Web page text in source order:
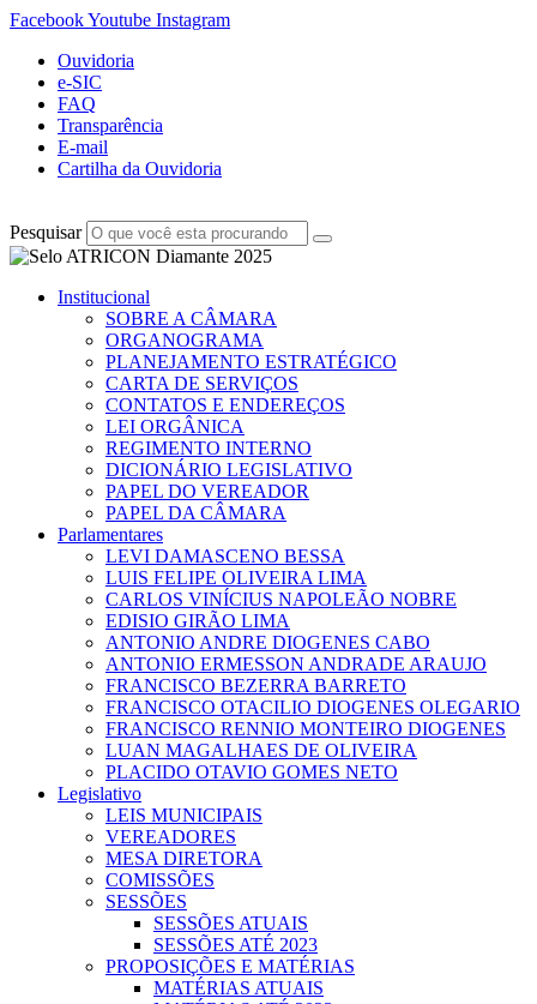
FacebookYoutube Instagram
Ouvidoria
e-SIC
FAQ
Transparência
E-mail
Cartilha da Ouvidoria
Pesquisar
Institucional
SOBRE A CÂMARA
ORGANOGRAMA
PLANEJAMENTO ESTRATÉGICO
CARTA DE SERVIÇOS
CONTATOS E ENDEREÇOS
LEI ORGÂNICA
REGIMENTO INTERNO
DICIONÁRIO LEGISLATIVO
PAPEL DO VEREADOR
PAPEL DA CÂMARA
Parlamentares
LEVI DAMASCENO BESSA
LUIS FELIPE OLIVEIRA LIMA
CARLOS VINÍCIUS NAPOLEÃO NOBRE
EDISIO GIRÃO LIMA
ANTONIO ANDRE DIOGENES CABO
ANTONIO ERMESSON ANDRADE ARAUJO
FRANCISCO BEZERRA BARRETO
FRANCISCO OTACILIO DIOGENES OLEGARIO
FRANCISCO RENNIO MONTEIRO DIOGENES
LUAN MAGALHAES DE OLIVEIRA
PLACIDO OTAVIO GOMES NETO
Legislativo
LEIS MUNICIPAIS
VEREADORES
MESA DIRETORA
COMISSÕES
SESSÕES
SESSÕES ATUAIS
SESSÕES ATÉ 2023
PROPOSIÇÕES E MATÉRIAS
MATÉRIAS ATUAIS